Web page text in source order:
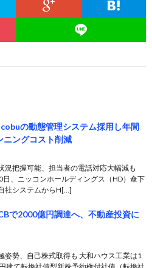
の動態管理システム採用し年間
ニングコスト削減
況把握可能、担当者の電話対応大幅減も
、ニッコンホールディングス（HD）傘下
社システムからH[…]
で2000億円調達へ、不動産投資に
姿勢、自己株式取得も 大和ハウス工業は1